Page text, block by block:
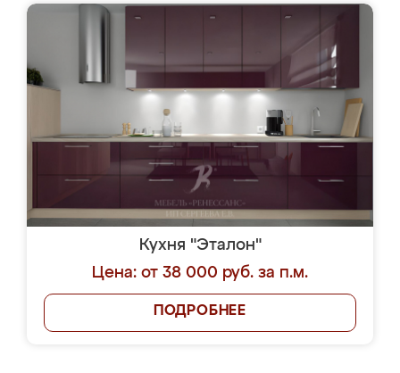
Кухня "Эталон"
Цена: от 38 000 руб. за п.м.
ПОДРОБНЕЕ